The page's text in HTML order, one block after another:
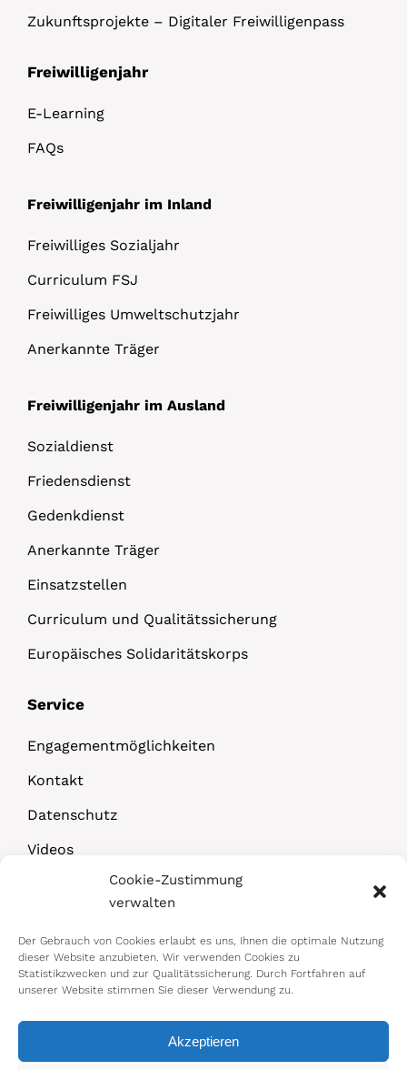
Cookie-Zustimmung
verwalten
Der Gebrauch von Cookies erlaubt es uns, Ihnen die optimale Nutzung
dieser Website anzubieten. Wir verwenden Cookies zu
Statistikzwecken und zur Qualitätssicherung. Durch Fortfahren auf
unserer Website stimmen Sie dieser Verwendung zu.
Akzeptieren
Zukunftsprojekte – Digitaler Freiwilligenpass
Freiwilligenjahr
E-Learning
FAQs
Freiwilligenjahr im Inland
Freiwilliges Sozialjahr
Curriculum FSJ
Freiwilliges Umweltschutzjahr
Anerkannte Träger
Freiwilligenjahr im Ausland
Sozialdienst
Friedensdienst
Gedenkdienst
Anerkannte Träger
Einsatzstellen
Curriculum und Qualitätssicherung
Europäisches Solidaritätskorps
Service
Engagementmöglichkeiten
Kontakt
Datenschutz
Videos